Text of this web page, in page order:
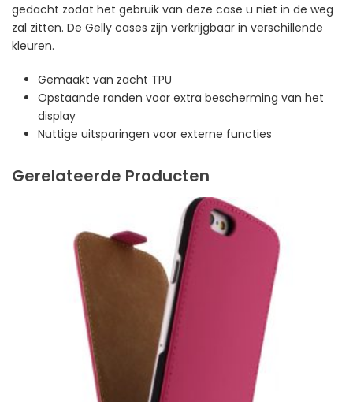
gedacht zodat het gebruik van deze case u niet in de weg
zal zitten. De Gelly cases zijn verkrijgbaar in verschillende
kleuren.
Gemaakt van zacht TPU
Opstaande randen voor extra bescherming van het
display
Nuttige uitsparingen voor externe functies
Gerelateerde Producten